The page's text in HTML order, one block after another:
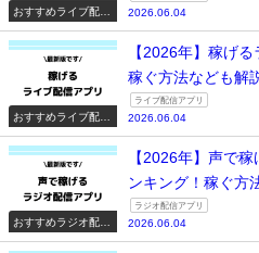
おすすめライブ配信
2026.06.04
おすすめライブ配信
【2026年】稼げ
稼ぐ方法なども解
ライブ配信アプリ
2026.06.04
おすすめラジオ配信
【2026年】声で
ンキング！稼ぐ方
ラジオ配信アプリ
2026.06.04